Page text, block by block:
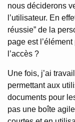
nous déciderons
l’utilisateur. En
réussie” de la
page est
l’accès ?
Une fois, j’ai
permettant aux
documents pour
pas une boîte